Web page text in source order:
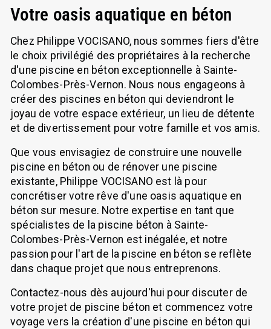
Votre oasis aquatique en béton
Chez Philippe VOCISANO, nous sommes fiers d'être
le choix privilégié des propriétaires à la recherche
d'une piscine en béton exceptionnelle à Sainte-
Colombes-Près-Vernon. Nous nous engageons à
créer des piscines en béton qui deviendront le
joyau de votre espace extérieur, un lieu de détente
et de divertissement pour votre famille et vos amis.
Que vous envisagiez de construire une nouvelle
piscine en béton ou de rénover une piscine
existante, Philippe VOCISANO est là pour
concrétiser votre rêve d'une oasis aquatique en
béton sur mesure. Notre expertise en tant que
spécialistes de la piscine béton à Sainte-
Colombes-Près-Vernon est inégalée, et notre
passion pour l'art de la piscine en béton se reflète
dans chaque projet que nous entreprenons.
Contactez-nous dès aujourd'hui pour discuter de
votre projet de piscine béton et commencez votre
voyage vers la création d'une piscine en béton qui